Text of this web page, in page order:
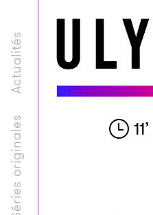
Séries originales
Actualités
11’